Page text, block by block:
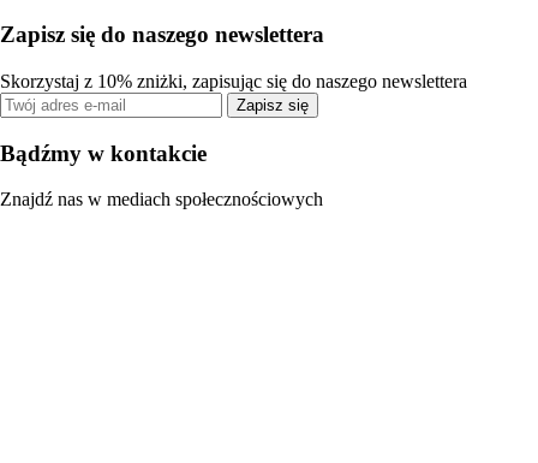
Zapisz się do naszego newslettera
Skorzystaj z 10% zniżki, zapisując się do naszego newslettera
Zapisz się
Bądźmy w kontakcie
Znajdź nas w mediach społecznościowych